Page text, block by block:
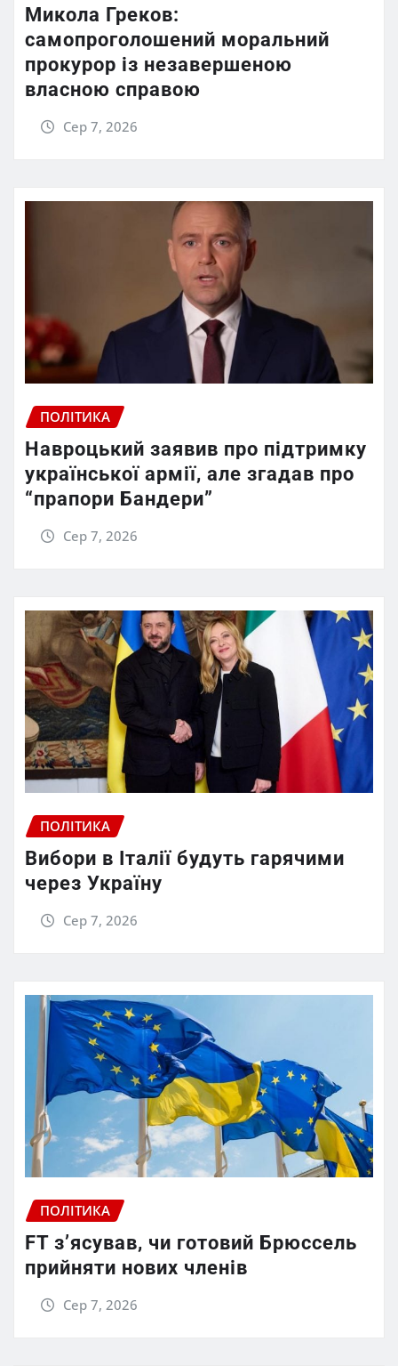
Микола Греков:
самопроголошений моральний
прокурор із незавершеною
власною справою
Сер 7, 2026
ПОЛІТИКА
Навроцький заявив про підтримку
української армії, але згадав про
“прапори Бандери”
Сер 7, 2026
ПОЛІТИКА
Вибори в Італії будуть гарячими
через Україну
Сер 7, 2026
ПОЛІТИКА
FT зʼясував, чи готовий Брюссель
прийняти нових членів
Сер 7, 2026